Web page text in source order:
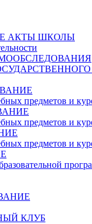
АКТЫ ШКОЛЫ
предметов и
предметов и
предметов и
КЛУБ